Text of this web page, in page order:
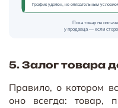
График удобен, но обязательным
Пока товар не
у продавца — если
5. Залог товара
Правило, о котором
оно всегда: товар,